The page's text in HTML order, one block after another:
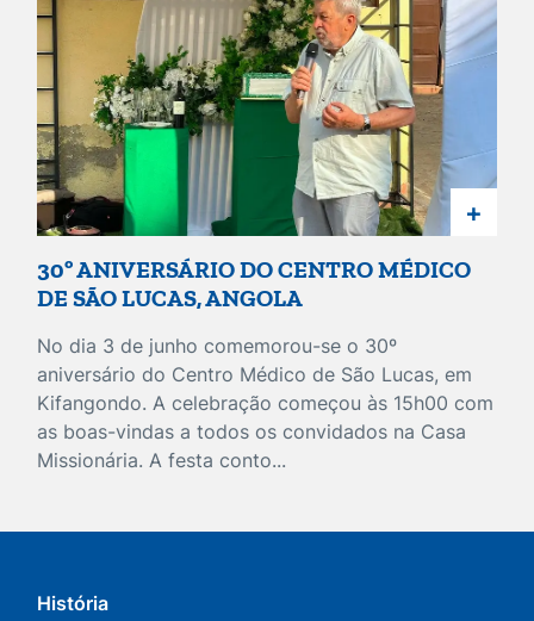
+
30º ANIVERSÁRIO DO CENTRO MÉDICO
DE SÃO LUCAS, ANGOLA
No dia 3 de junho comemorou-se o 30º
aniversário do Centro Médico de São Lucas, em
Kifangondo. A celebração começou às 15h00 com
as boas-vindas a todos os convidados na Casa
Missionária. A festa conto...
História